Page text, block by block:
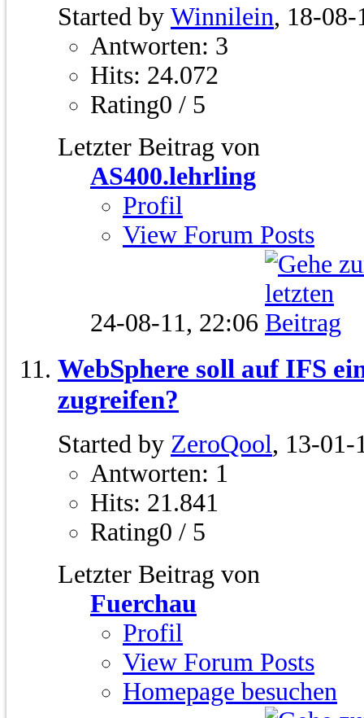
Started by Winnilein, 18-08-
Antworten: 3
Hits: 24.072
Rating0 / 5
Letzter Beitrag von
AS400.lehrling
Profil
View Forum Posts
24-08-11, 22:06
WebSphere soll auf IFS
zugreifen?
Started by ZeroQool, 13-01-
Antworten: 1
Hits: 21.841
Rating0 / 5
Letzter Beitrag von
Fuerchau
Profil
View Forum Posts
Homepage besuchen